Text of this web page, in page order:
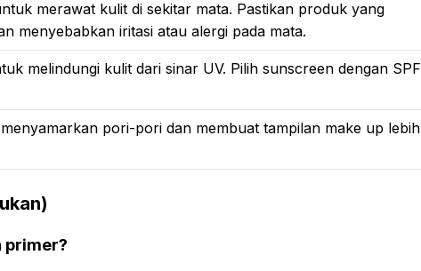
merawat kulit di sekitar mata. Pastikan produk yang
menyebabkan iritasi atau alergi pada mata.
melindungi kulit dari sinar UV. Pilih sunscreen dengan SPF
pori-pori dan membuat tampilan make up lebih
primer?